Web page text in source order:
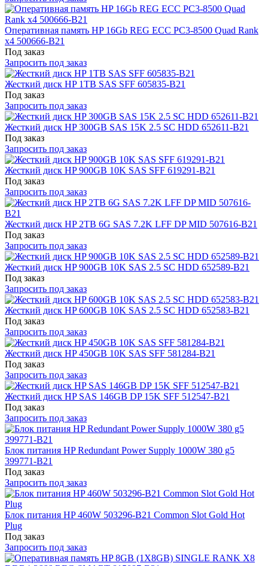
Оперативная память HP 16Gb REG ECC PC3-8500 Quad Rank
x4 500666-B21
Под заказ
Запросить под заказ
Жесткий диск HP 1TB SAS SFF 605835-B21
Под заказ
Запросить под заказ
Жесткий диск HP 300GB SAS 15K 2.5 SC HDD 652611-B21
Под заказ
Запросить под заказ
Жесткий диск HP 900GB 10K SAS SFF 619291-B21
Под заказ
Запросить под заказ
Жесткий диск HP 2TB 6G SAS 7.2K LFF DP MID 507616-B21
Под заказ
Запросить под заказ
Жесткий диск HP 900GB 10K SAS 2.5 SC HDD 652589-B21
Под заказ
Запросить под заказ
Жесткий диск HP 600GB 10K SAS 2.5 SC HDD 652583-B21
Под заказ
Запросить под заказ
Жесткий диск HP 450GB 10K SAS SFF 581284-B21
Под заказ
Запросить под заказ
Жесткий диск HP SAS 146GB DP 15K SFF 512547-B21
Под заказ
Запросить под заказ
Блок питания HP Redundant Power Supply 1000W 380 g5
399771-B21
Под заказ
Запросить под заказ
Блок питания HP 460W 503296-B21 Common Slot Gold Hot
Plug
Под заказ
Запросить под заказ